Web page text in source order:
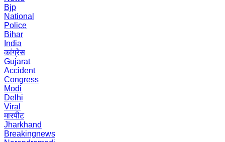
Bjp
National
Police
Bihar
India
कांग्रेस
Gujarat
Accident
Congress
Modi
Delhi
Viral
मारपीट
Jharkhand
Breakingnews